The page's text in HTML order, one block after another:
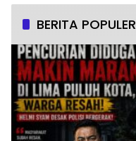
BERITA POPULER